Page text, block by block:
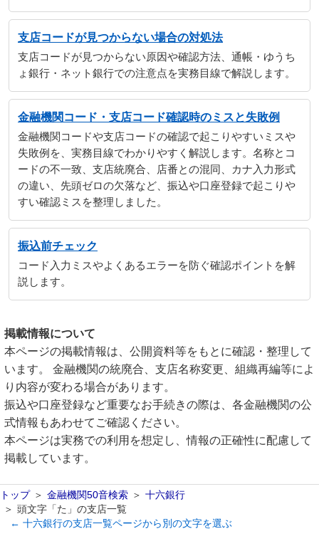
支店コードが見つからない場合の対処法
支店コードが見つからない原因や確認方法、通帳・ゆうち
ょ銀行・ネット銀行での注意点を実務目線で解説します。
金融機関コード・支店コード確認時のミスと失敗例
金融機関コードや支店コードの確認で起こりやすいミスや
失敗例を、実務目線でわかりやすく解説します。名称とコ
ードの不一致、支店統廃合、店番との混同、カナ入力形式
の違い、先頭ゼロの欠落など、振込や口座登録で起こりや
すい確認ミスを整理しました。
振込前チェック
コード入力ミスやよくあるエラーを防ぐ確認ポイントを解
説します。
掲載情報について
本ページの掲載情報は、公開資料等をもとに確認・整理して
います。 金融機関の統廃合、支店名称変更、組織再編等によ
り内容が変わる場合があります。
振込や口座登録など重要なお手続きの際は、各金融機関の公
式情報もあわせてご確認ください。
本ページは実務での利用を想定し、情報の正確性に配慮して
掲載しています。
トップ 金融機関50音検索
十六銀行
頭文字「た」の支店一覧
← 十六銀行の支店一覧ページから別の文字を選ぶ